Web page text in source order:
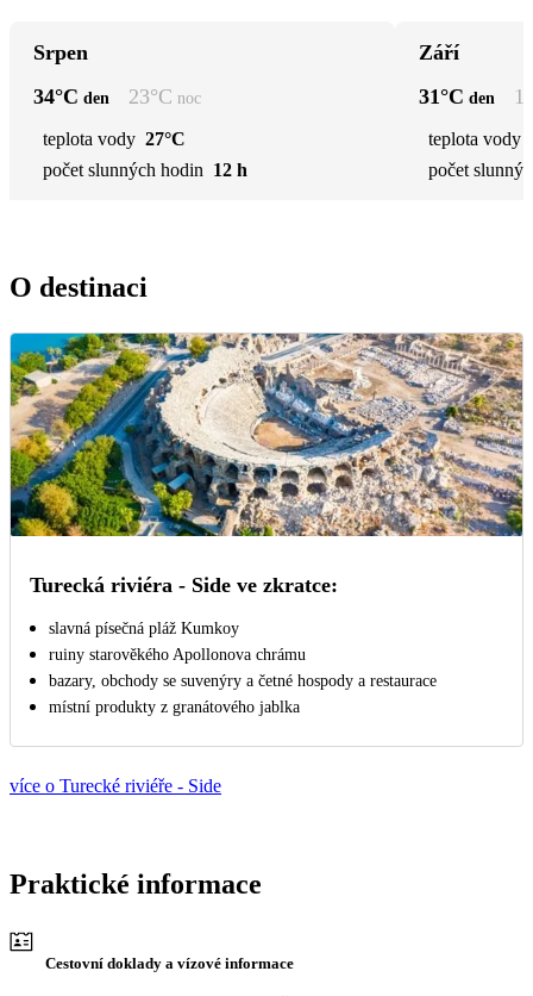
Srpen
34°C den 23°C noc
teplota vody 27°C
počet slunných hodin 12 h
Září
31°C den
teplota vody
počet
O destinaci
Turecká riviéra - Side ve zkratce:
slavná písečná pláž Kumkoy
ruiny starověkého Apollonova chrámu
bazary, obchody se suvenýry a četné hospody a restaurace
místní produkty z granátového jablka
více o Turecké riviéře - Side
Praktické informace
Cestovní doklady a vízové informace